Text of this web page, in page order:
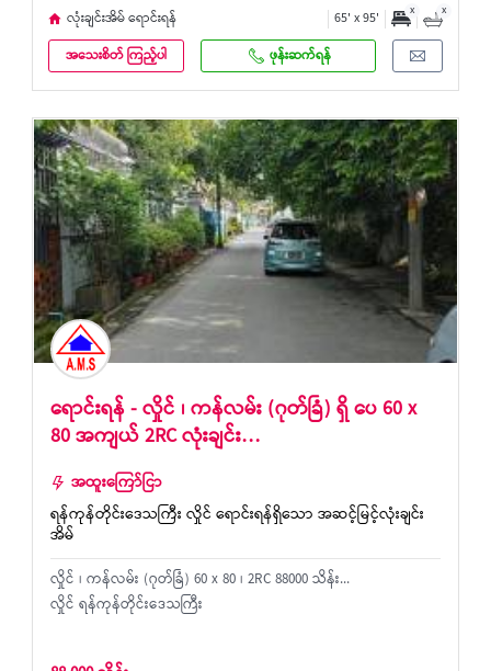
လုံးချင်းအိမ် ရောင်းရန် 65' x 95' x x
အသေးစိတ် ကြည့်ပါ ဖုန်းဆက်ရန်
ရောင်းရန် - လှိုင် ၊ ကန်လမ်း (ဂုတ်ခြံ) ရှိ ပေ 60 x
80 အကျယ် 2RC လုံးချင်း…
အထူးကြော်ငြာ
ရန်ကုန်တိုင်းဒေသကြီး လှိုင် ရောင်းရန်ရှိသော အဆင့်မြင့်လုံးချင်း
အိမ်
လှိုင် ၊ ကန်လမ်း (ဂုတ်ခြံ) 60 x 80 ၊ 2RC 88000 သိန်း...
လှိုင် ရန်ကုန်တိုင်းဒေသကြီး